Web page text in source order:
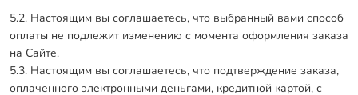
5.2. Настоящим вы соглашаетесь, что выбранный вами способ
оплаты не подлежит изменению с момента оформления заказа
на Сайте.
5.3. Настоящим вы соглашаетесь, что подтверждение заказа,
оплаченного электронными деньгами, кредитной картой, с